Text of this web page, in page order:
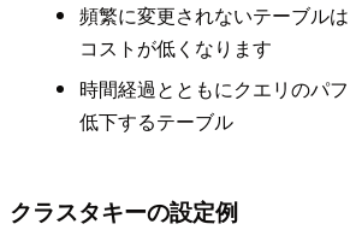
頻繁に変更されないテーブル
コストが低くなります
時間経過とともにクエリのパ
低下するテーブル
クラスタキーの設定例